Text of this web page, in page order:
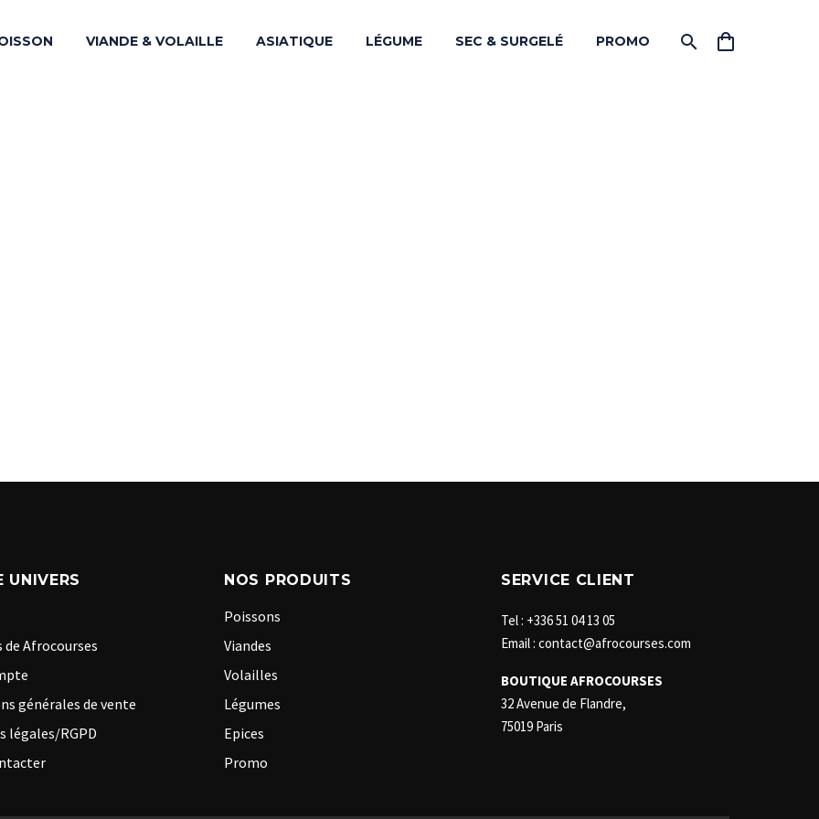
VIANDE & VOLAILLE ASIATIQUE LÉGUME SEC & SURGELÉ PROMO
UNIVERS
de Afrocourses
générales de vente
légales/RGPD
NOS PRODUITS
Poissons
Viandes
Volailles
Légumes
Epices
Promo
SERVICE CLIENT
Tel : +336 51 04 13 05
Email : contact@afrocourses.com
BOUTIQUE AFROCOURSES
32 Avenue de Flandre,
75019 Paris